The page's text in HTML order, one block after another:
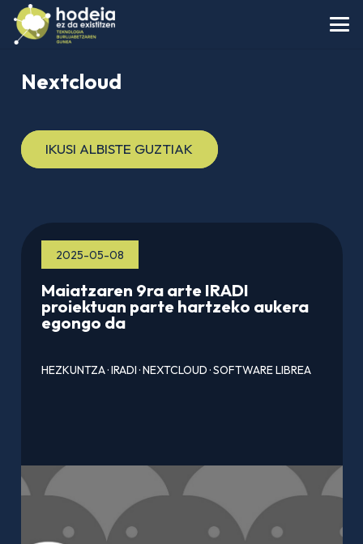
Nextcloud
IKUSI ALBISTE GUZTIAK
2025-05-08
Maiatzaren 9ra arte IRADI
proiektuan parte hartzeko aukera
egongo da
HEZKUNTZA·IRADI·NEXTCLOUD·SOFTWARE LIBREA